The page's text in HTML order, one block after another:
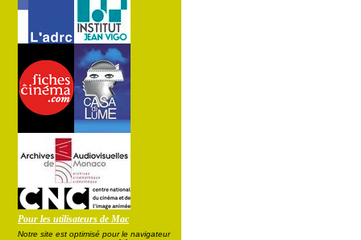
Pour les utilisateurs de Mac
Notre site est optimisé pour le navigateur